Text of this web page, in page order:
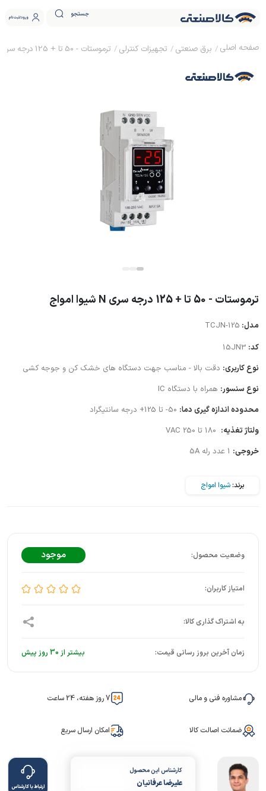
جستجو ورود ثبت نام
برق صنعتی تجهیزات کنترلی ترموستات - 50 تا + 125 درجه سری N شیوا امواج
ترموستات - 50 تا + 125 درجه سری N شیوا امواج
مدل: TCJN-125
کد:
نوع کاربری: دقت بالا - مناسب جهت دستگاه های خشک کن و جوجه کشی
نوع سنسور: همراه با دستگاه IC
محدوده اندازه گیری دما:
ولتاژ تغذیه:
خروجی:
برند:شیوا امواج
موجود
زمان آخرین بروز رسانی قیمت: بیشتر از 30 روز پیش
مشاوره فنی و مالی 7 روز هفته، 24 ساعت
ضمانت اصالت کالا امکان ارسال سریع
کارشناس این محصول
علیرضا عرفانیان ارتباط با کارشناس